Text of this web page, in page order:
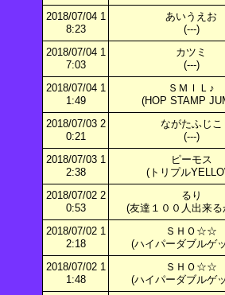
2018/07/04 1
8:23
あいうえお
(---)
2018/07/04 1
7:03
カツミ
(---)
2018/07/04 1
1:49
ＳＭＩＬ♪
(HOP STAMP
2018/07/03 2
0:21
ながたふじこ
(---)
2018/07/03 1
2:38
ピーモス
(トリプル
2018/07/02 2
0:53
るり
(友達１００人出来る
2018/07/02 1
2:18
ＳＨＯ☆☆
(ハイパーダブルゲ
2018/07/02 1
1:48
ＳＨＯ☆☆
(ハイパーダブルゲ